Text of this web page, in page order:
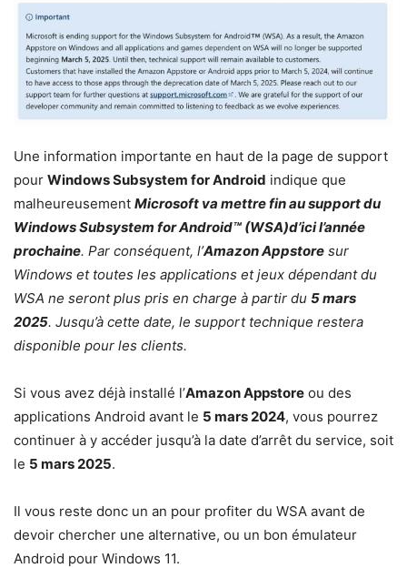
Une information importante en haut de la page de support
pour Windows Subsystem for Android indique que
malheureusement Microsoft va mettre fin au support du
Windows Subsystem for Android™️ (WSA)d’ici l’année
prochaine. Par conséquent, l’Amazon Appstore sur
Windows et toutes les applications et jeux dépendant du
WSA ne seront plus pris en charge à partir du 5 mars
2025. Jusqu’à cette date, le support technique restera
disponible pour les clients.
Si vous avez déjà installé l’Amazon Appstore ou des
applications Android avant le 5 mars 2024, vous pourrez
continuer à y accéder jusqu’à la date d’arrêt du service, soit
le 5 mars 2025.
Il vous reste donc un an pour profiter du WSA avant de
devoir chercher une alternative, ou un bon émulateur
Android pour Windows 11.